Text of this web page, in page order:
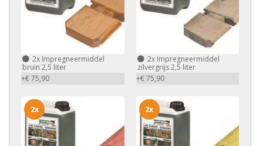
2x Impregneermiddel
bruin 2,5 liter
+€ 75,90
2xImpregneermiddel
zilvergrijs 2,5 liter
+€ 75,90
2x 2x